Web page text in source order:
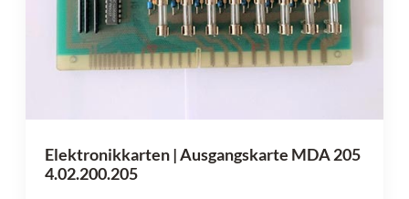
Elektronikkarten | Ausgangskarte MDA 205
4.02.200.205